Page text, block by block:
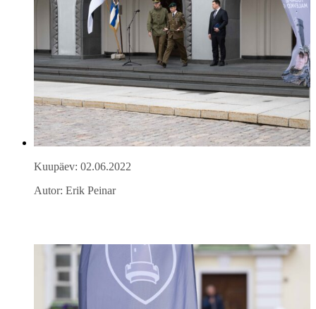
Kuupäev: 02.06.2022
Autor: Erik Peinar